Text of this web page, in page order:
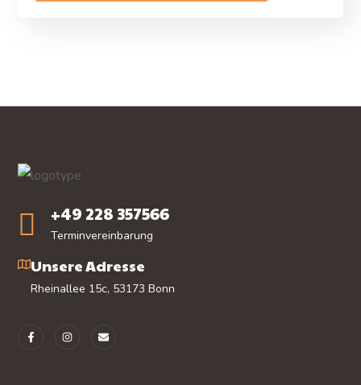
+49 228 357566
Terminvereinbarung
Unsere Adresse
Rheinallee 15c, 53173 Bonn